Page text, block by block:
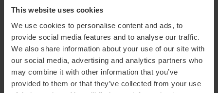
This website uses cookies
We use cookies to personalise content and ads, to
provide social media features and to analyse our traffic.
We also share information about your use of our site with
our social media, advertising and analytics partners who
may combine it with other information that you’ve
provided to them or that they’ve collected from your use
Dit is een kaart waarmee u 10% van de waarde van uw
onze centra kunt gebruiken.
Daarnaast biedt El Corte Inglés detax-freeservice aan,
waarbij klanten van buiten de EU de btw kunnen
terugvragen op al hun aankopen die in een van de
winkelcentra van El Corte Inglés zijn gedaan. Zonder dat er
een minimumbedrag vereist is om de procedure te